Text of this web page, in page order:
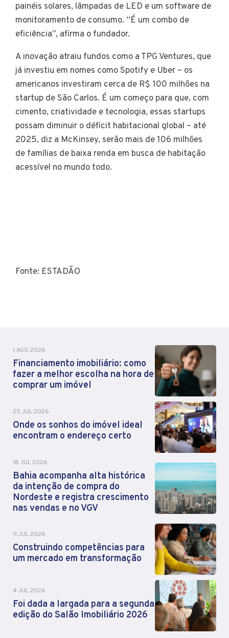
painéis solares, lâmpadas de LED e um software de
monitoramento de consumo. “É um combo de
eficiência”, afirma o fundador.
A inovação atraiu fundos como a TPG Ventures, que
já investiu em nomes como Spotify e Uber – os
americanos investiram cerca de R$ 100 milhões na
startup de São Carlos. É um começo para que, com
cimento, criatividade e tecnologia, essas startups
possam diminuir o déficit habitacional global – até
2025, diz a McKinsey, serão mais de 106 milhões
de famílias de baixa renda em busca de habitação
acessível no mundo todo.
Fonte: ESTADÃO
1 AGO 2026
Financiamento imobiliário: como
fazer a melhor escolha na hora de
comprar um imóvel
25 JUL 2026
Onde os sonhos do imóvel ideal
encontram o endereço certo
18 JUL 2026
Bahia acompanha alta histórica
da intenção de compra do
Nordeste e registra crescimento
nas vendas e no VGV
11 JUL 2026
Construindo competências para
um mercado em transformação
4 JUL 2026
Foi dada a largada para a segunda
edição do Salão Imobiliário 2026